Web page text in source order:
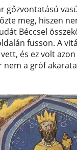
gőzvontatású
meg, hiszen
Béccsel
fusson. A
és ez volt
nem a gróf